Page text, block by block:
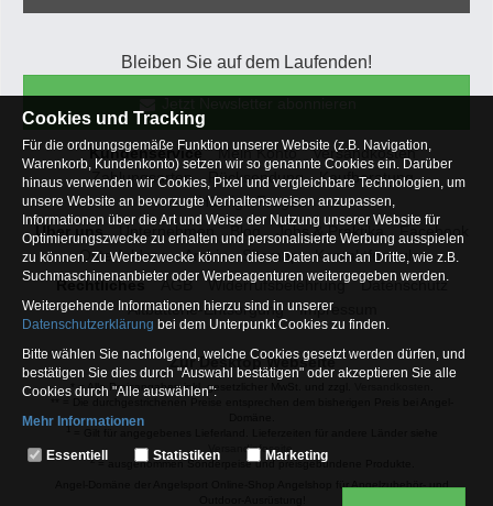
Bleiben Sie auf dem Laufenden!
Kundenservice Mein Konto
Versandkosten
Zahlungsarten
Rücksendung
Kaufberatung
Häufige Fragen
Über uns
Unternehmen Blog Jobs & Praktika
Facebook
Osterfeldsee
Archiv Sitemap
Kontaktformular
Rechtliches
AGB Widerrufsbelehrung
Datenschutz
Altbatterie-Entsorgung
Impressum
Zur Desktop Webseite
* = Alle Preisangaben inkl. gesetzlicher MwSt. und zzgl.
Versandinfoseite.
2= ausgenommen Sonderpeise und preisgebundene Produkte.
Cookies und Tracking
Für die ordnungsgemäße Funktion unserer Website (z.B. Navigation,
Warenkorb, Kundenkonto) setzen wir so genannte Cookies ein. Darüber
hinaus verwenden wir Cookies, Pixel und vergleichbare Technologien, um
unsere Website an bevorzugte Verhaltensweisen anzupassen,
Informationen über die Art und Weise der Nutzung unserer Website für
Optimierungszwecke zu erhalten und personalisierte Werbung ausspielen
zu können. Zu Werbezwecke können diese Daten auch an Dritte, wie z.B.
Suchmaschinenanbieter oder Werbeagenturen weitergegeben werden.
Weitergehende Informationen hierzu sind in unserer
Datenschutzerklärung bei dem Unterpunkt Cookies zu finden.
Bitte wählen Sie nachfolgend, welche Cookies gesetzt werden dürfen, und
bestätigen Sie dies durch "Auswahl bestätigen" oder akzeptieren Sie alle
Cookies durch "Alle auswählen":
Mehr Informationen
Essentiell
Essentiell Statistiken Marketing